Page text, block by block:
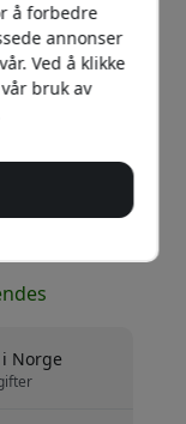
i Norge
å forbedre
annonser
Ved å klikke
bruk av